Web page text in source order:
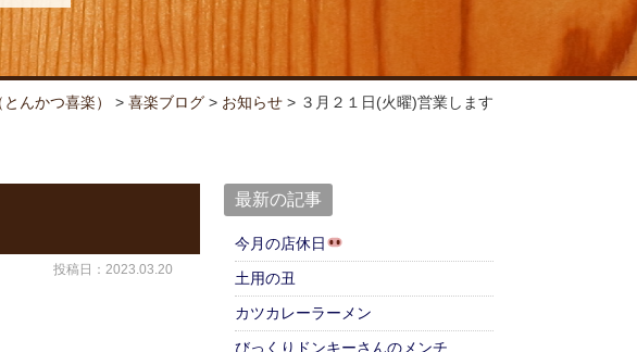
とんかつ喜楽） > 喜楽ブログ > お知らせ > ３月２１日(火曜)営業します
投稿日：2023.03.20
最新の記事
今月の店休日
土用の丑
カツカレーラーメン
びっくりドンキーさんのメンチ